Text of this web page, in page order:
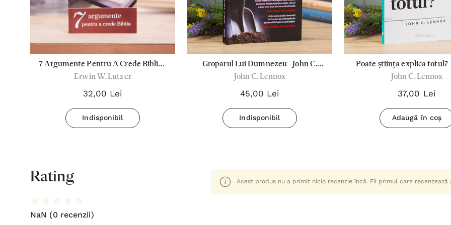
7 Argumente Pentru A Crede Biblia -
E. Lutzer
Erwin W. Lutzer
32,00 Lei
Indisponibil
Groparul Lui Dumnezeu - John C.
Lennox
John C. Lennox
45,00 Lei
Indisponibil
Poate știința explica totul?
Lennox
John C. Lennox
37,00 Lei
Adaugă în coș
Rating
NaN (0 recenzii)
Acest produs nu a primit nicio recenzie încă. Fii primul care recenzează